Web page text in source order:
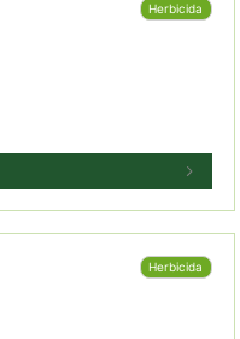
Herbicida
Herbicida